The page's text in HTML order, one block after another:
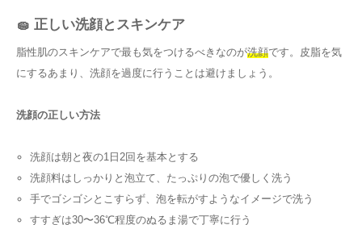
🧽 正しい洗顔とスキンケア
脂性肌のスキンケアで最も気をつけるべきなのが洗顔です。皮脂を気
にするあまり、洗顔を過度に行うことは避けましょう。
洗顔の正しい方法
洗顔は朝と夜の1日2回を基本とする
洗顔料はしっかりと泡立て、たっぷりの泡で優しく洗う
手でゴシゴシとこすらず、泡を転がすようなイメージで洗う
すすぎは30〜36℃程度のぬるま湯で丁寧に行う